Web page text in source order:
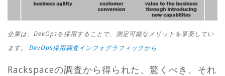
企業は、DevOpsを採用することで、測定可能なメリットを享受してい
ます。 DevOps採用調査インフォグラフィックから
Rackspaceの調査から得られた、驚くべき、それ